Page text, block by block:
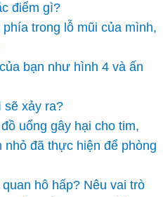
điểm gì?
trong lỗ mũi của mình,
bạn như hình 4 và ấn
sẽ xảy ra?
uống gây hại cho tim,
đã thực hiện để phòng
hô hấp? Nêu vai trò